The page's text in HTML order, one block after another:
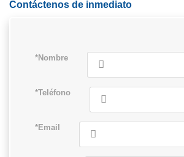
Contáctenos de inmediato
*Nombre
*Teléfono
*Email